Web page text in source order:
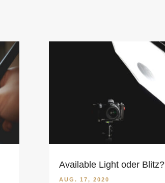
Available Light oder Blitz?
AUG. 17, 2020